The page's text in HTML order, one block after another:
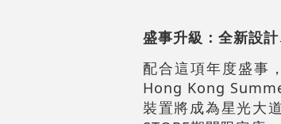
盛事升級：全新設
配合這項年度盛事
Hong Kong
裝置將成為星光大